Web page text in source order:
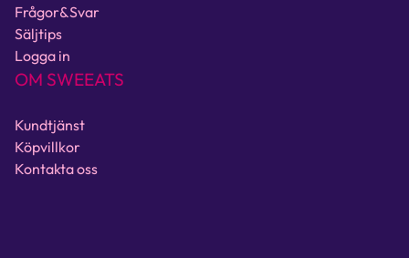
Frågor&Svar
Säljtips
Logga in
OM SWEEATS
Kundtjänst
Köpvillkor
Kontakta oss